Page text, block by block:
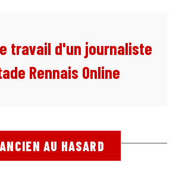
travail d'un journaliste
Rennais Online
AU HASARD